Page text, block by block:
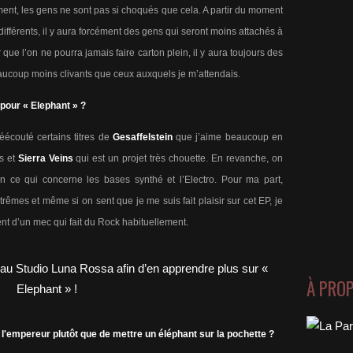
les gens ne sont pas si choqués que cela. A partir du moment
il y aura forcément des gens qui seront moins attachés à
l’on ne pourra jamais faire carton plein, il y aura toujours des
moins clivants que ceux auxquels je m’attendais.
« Elephant » ?
certains titres de Gesaffelsteinque j’aime beaucoup en
et Sierra Veins qui est un projet très chouette. En revanche, on
ce qui concerne les bases synthé et l’Electro. Pour ma part,
et même si on sent que je me suis fait plaisir sur cet EP, je
d’un mec qui fait du Rock habituellement.
plutôt que de mettre un éléphant sur la pochette ?
À